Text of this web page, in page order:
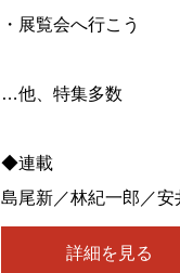
・展覧会へ行こう
…他、特集多数
◆連載
島尾新／林紀一郎／
詳細を見る